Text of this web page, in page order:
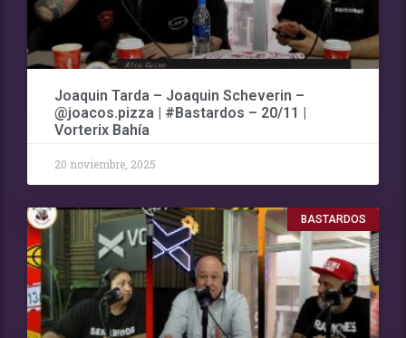
Joaquin Tarda – Joaquin Scheverin –
@joacos.pizza | #Bastardos – 20/11 |
Vorterix Bahía
20 noviembre, 2025
BASTARDOS